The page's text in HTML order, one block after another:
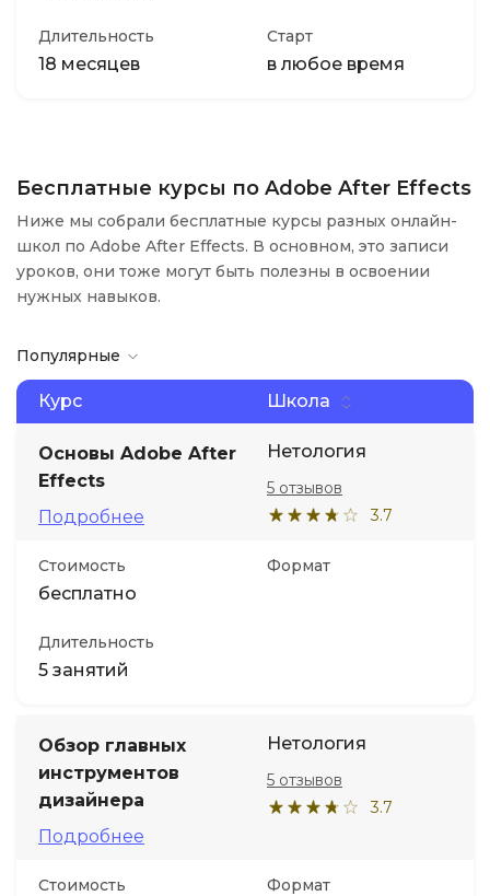
Длительность
18 месяцев
Старт
в любое время
Бесплатные курсы по Adobe After Effects
Ниже мы собрали бесплатные курсы разных онлайн-
школ по Adobe After Effects. В основном, это записи
уроков, они тоже могут быть полезны в освоении
нужных навыков.
Популярные
Курс Школа
Основы Adobe After
Effects
Подробнее
Нетология
3.7
5 отзывов
Стоимость
бесплатно
Формат
Длительность
5 занятий
Обзор главных
инструментов
дизайнера
Подробнее
Нетология
3.7
5 отзывов
Стоимость Формат